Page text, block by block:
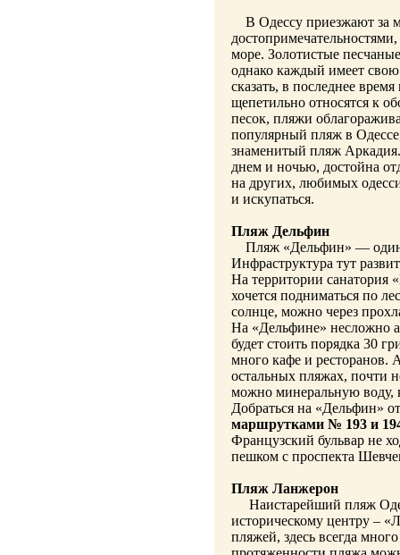
В Одессу приезжают за
море. Золотистые
однако каждый имеет
сказать, в последнее
щепетильно относятся к
песок, пляжи
популярный пляж в
знаменитый пляж
днем и ночью, достойна
на других, любимых
и искупаться.
Пляж Дельфин
Пляж «Дельфин» — один
Инфраструктура тут
На территории санатория
хочется подниматься по
солнце, можно через
На «Дельфине» несложно
будет стоить порядка 30
много кафе и ресторанов.
остальных пляжах, почти
можно минеральную воду,
Добраться на «Дельфин»
маршрутками № 193 и
Французский бульвар не
пешком с проспекта
Пляж Ланжерон
Наистарейший пляж
историческому центру –
пляжей, здесь всегда